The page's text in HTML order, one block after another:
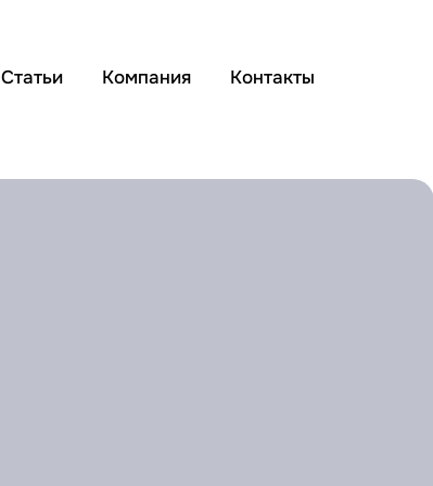
Статьи Компания Контакты